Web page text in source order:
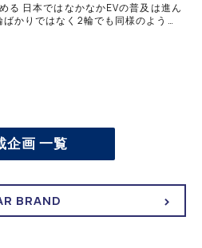
る 日本ではなかなかEVの普及は進ん
かりではなく2輪でも同様のよう
れかえっているのに、一般家庭への
企画 一覧
BRAND